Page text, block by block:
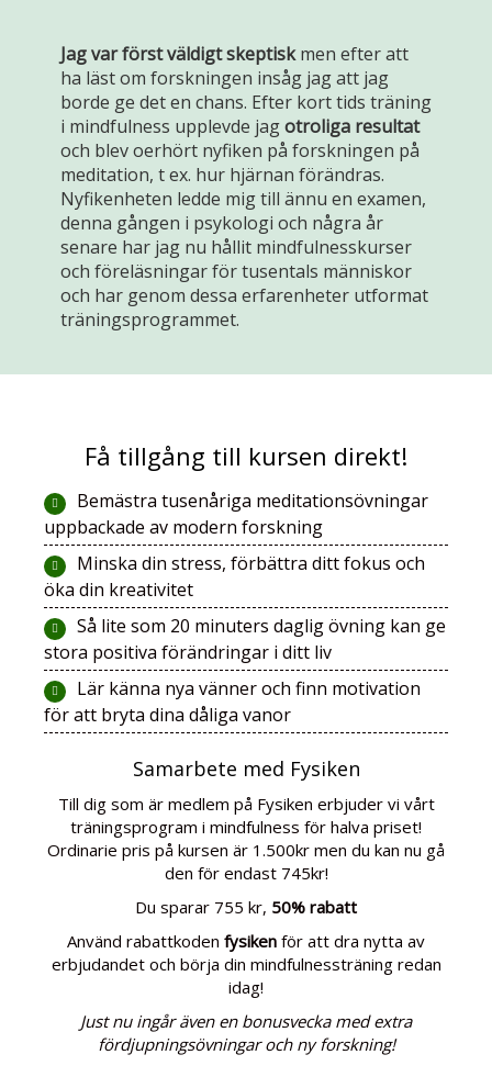
Jag var först väldigt skeptiskmen efter att
ha läst om forskningen insåg jag att jag
borde ge det en chans. Efter kort tids träning
i mindfulness upplevde jagotroliga resultat
och blev oerhört nyfiken på forskningen på
meditation, t ex. hur hjärnan förändras.
Nyfikenheten ledde mig till ännu en examen,
denna gången i psykologi och några år
senare har jag nu hållit mindfulnesskurser
och föreläsningar för tusentals människor
och har genom dessa erfarenheter utformat
träningsprogrammet.
Få tillgång till kursen direkt!
Bemästra tusenåriga meditationsövningar
uppbackade av modern forskning
Minska din stress, förbättra ditt fokus och
öka din kreativitet
Så lite som 20 minuters daglig övning kan ge
stora positiva förändringar i ditt liv
Lär känna nya vänner och finn motivation
för att bryta dina dåliga vanor
Samarbete med Fysiken
Till dig som är medlem på Fysiken erbjuder vi vårt
träningsprogram i mindfulness för halva priset!
Ordinarie pris på kursen är 1.500kr men du kan nu gå
den för endast 745kr!
Du sparar 755 kr, 50% rabatt
Använd rabattkoden fysiken för att dra nytta av
erbjudandet och börja din mindfulnessträning redan
idag!
Just nu ingår även en bonusvecka med extra
fördjupningsövningar och ny forskning!